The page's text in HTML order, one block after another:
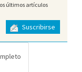
últimos artículos
Suscribirse